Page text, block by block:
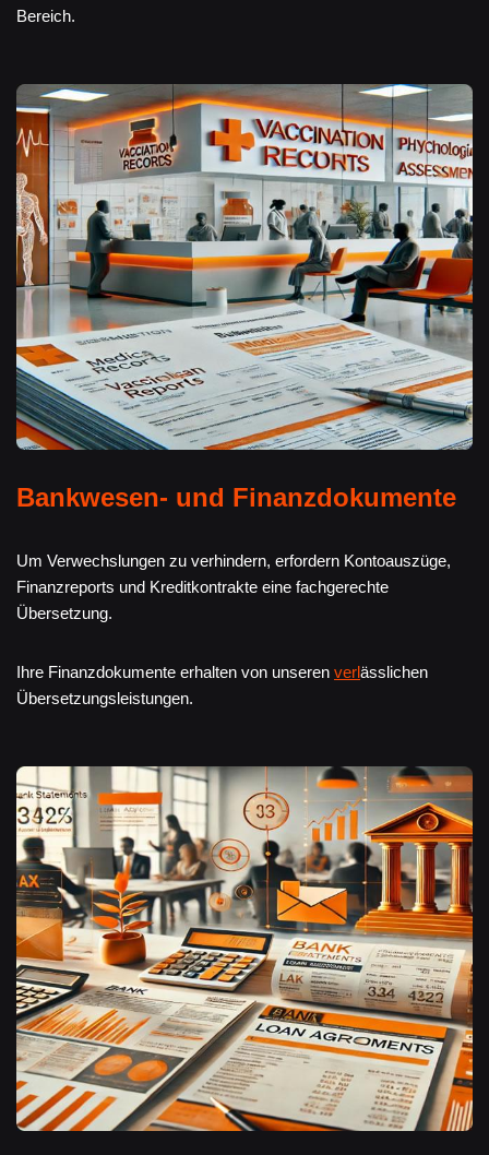
Bereich.
Bankwesen- und Finanzdokumente
Um Verwechslungen zu verhindern, erfordern Kontoauszüge,
Finanzreports und Kreditkontrakte eine fachgerechte
Übersetzung.
Ihre Finanzdokumente erhalten von unseren verlässlichen
Übersetzungsleistungen.